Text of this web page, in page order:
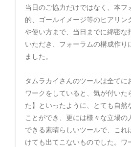
当日のご協力だけではなく、本フ
的、ゴールイメージ等のヒアリン
や使い方まで、当日までに綿密な
いただき、フォーラムの構成作り
ました。
タムラカイさんのツールは全てに
ワークをしていると、気が付いた
た】といったように、とても自然
ことができ、更には様々な立場
できる素晴らしいツールで、こ
けても出てこないものでした。